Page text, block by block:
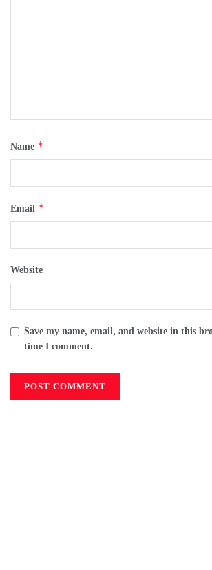
Name *
Email *
Website
Save my name, email, and website in this
time I comment.